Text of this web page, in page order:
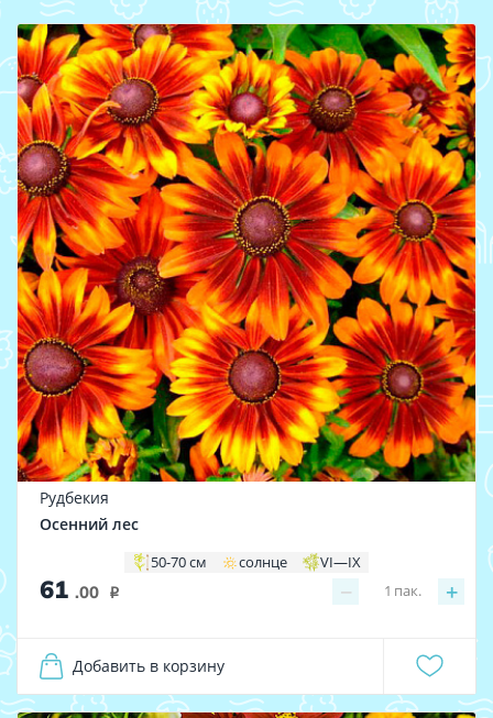
Рудбекия
Осенний лес
50-70 см солнце VI—IX
61 .00 i − +
1 пак.
Добавить в корзину